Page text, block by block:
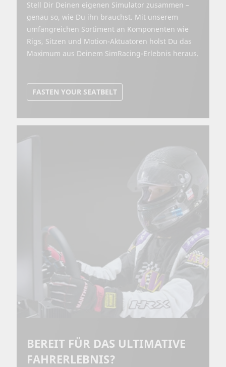
Stell Dir Deinen eigenen Simulator zusammen –
genau so, wie Du ihn brauchst. Mit unserem
umfangreichen Sortiment an Komponenten wie
Rigs, Sitzen und Motion-Aktuatoren holst Du das
Maximum aus Deinem SimRacing-Erlebnis heraus.
FASTEN YOUR SEATBELT
BEREIT FÜR DAS ULTIMATIVE
FAHRERLEBNIS?